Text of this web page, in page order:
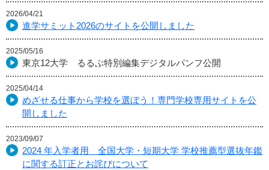
2026/04/21
進学サミット2026のサイトを公開しました
2025/05/16
東京12大学 るるぶ特別編集デジタルパンフ公開
2025/04/14
めざせる仕事から学校を選ぼう！専門学校専用サイトを公
開しました
2023/09/07
2024 年入学者用 全国大学・短期大学 学校推薦型選抜年鑑
に関する訂正とお詫びについて